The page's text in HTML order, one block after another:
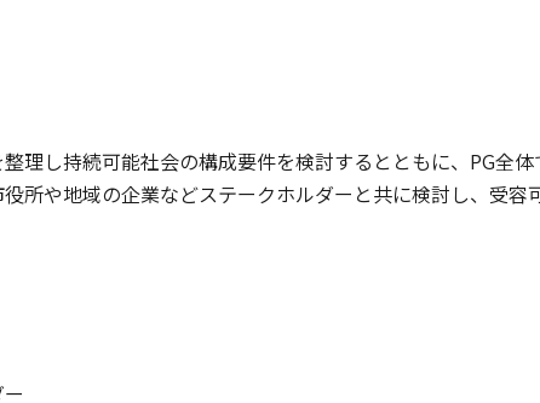
理し持続可能社会の構成要件を検討するとともに、PG全
所や地域の企業などステークホルダーと共に検討し、受容